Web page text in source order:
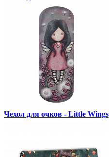
Чехол для очков - Little Wings